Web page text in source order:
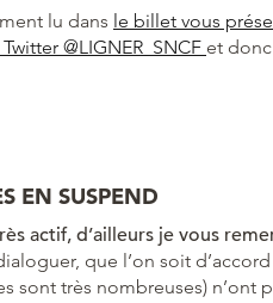
lu dans le billet vous
@LIGNER_SNCF et
EN SUSPEND
actif, d’ailleurs je vous
que l’on soit
sont très nombreuses) n’ont